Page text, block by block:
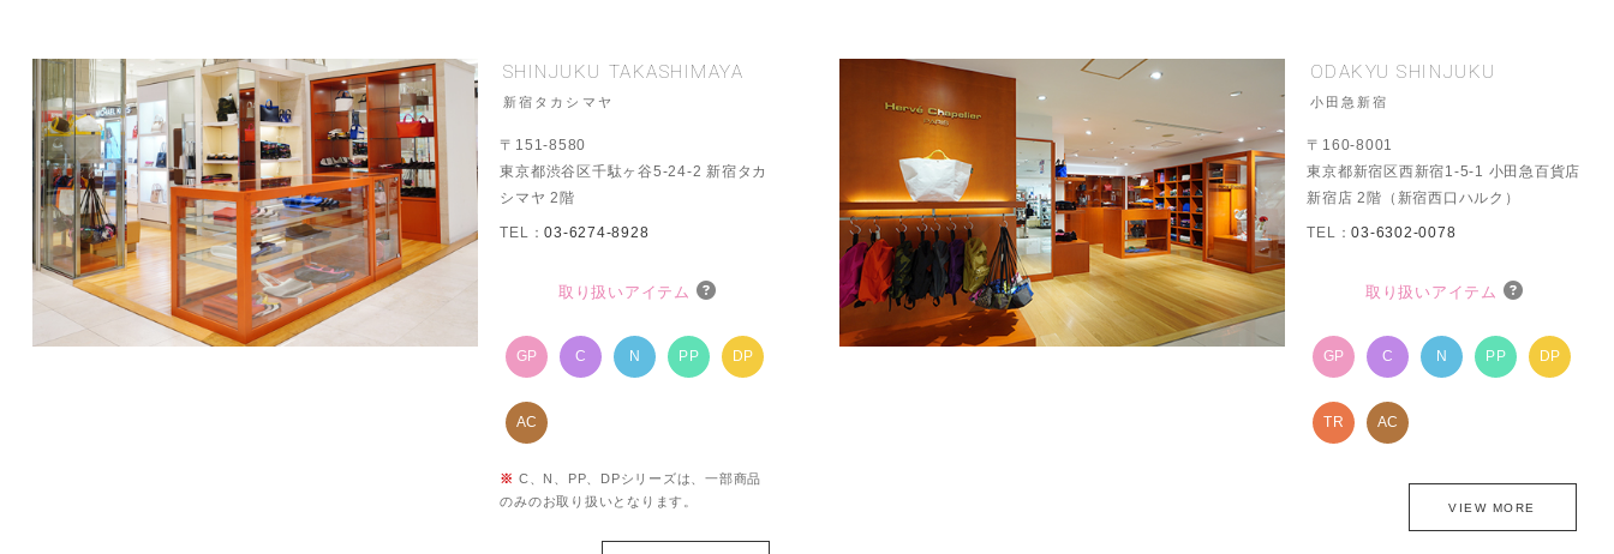
SHINJUKU TAKASHIMAYA
新宿タカシマヤ
〒151-8580
東京都渋谷区千駄ヶ谷5-24-2 新宿タカ
シマヤ 2階
TEL：03-6274-8928
取り扱いアイテム
GP C N PP DP
AC
※ C、N、PP、DPシリーズは、一部商品
のみのお取り扱いとなります。
ODAKYU SHINJUKU
小田急新宿
〒160-8001
東京都新宿区西新宿1-5-1 小田急百貨店
新宿店 2階（新宿西口ハルク）
TEL：03-6302-0078
取り扱いアイテム
GP C N PP DP
TR AC
VIEW MORE